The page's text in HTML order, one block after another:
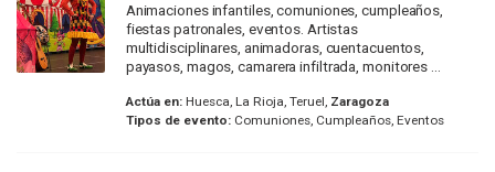
Animaciones infantiles, comuniones, cumpleaños,
fiestas patronales, eventos. Artistas
multidisciplinares, animadoras, cuentacuentos,
payasos, magos, camarera infiltrada, monitores ...
Actúa en:Huesca, La Rioja, Teruel, Zaragoza
Tipos de evento:Comuniones, Cumpleaños, Eventos